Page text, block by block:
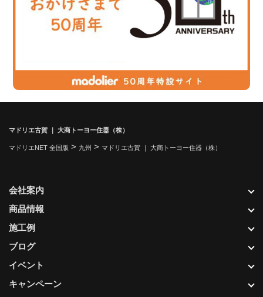
マドリエ古賀 ｜ 大商トーヨー住器（株）
マドリエNET 全国版 > 九州 > マドリエ古賀 ｜ 大商トーヨー住器（株）
会社案内
商品情報
施工例
ブログ
イベント
キャンペーン